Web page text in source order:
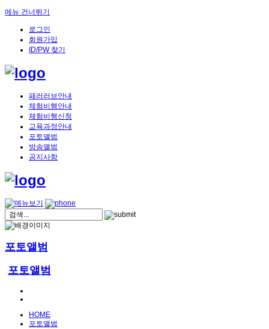
메뉴 건너뛰기
로그인
회원가입
ID/PW 찾기
패러러브안내
체험비행안내
체험비행신청
교육과정안내
포토앨범
방송앨범
공지사항
포토앨범
포토앨범
HOME
포토앨범